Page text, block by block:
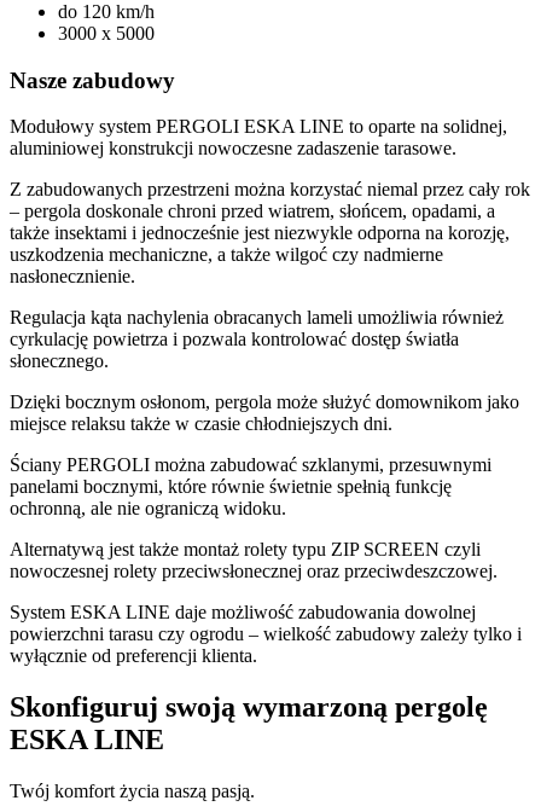
do 120 km/h
3000 x 5000
Nasze zabudowy
Modułowy system PERGOLI ESKA LINE to oparte na solidnej,
aluminiowej konstrukcji nowoczesne zadaszenie tarasowe.
Z zabudowanych przestrzeni można korzystać niemal przez cały rok
– pergola doskonale chroni przed wiatrem, słońcem, opadami, a
także insektami i jednocześnie jest niezwykle odporna na korozję,
uszkodzenia mechaniczne, a także wilgoć czy nadmierne
nasłonecznienie.
Regulacja kąta nachylenia obracanych lameli umożliwia również
cyrkulację powietrza i pozwala kontrolować dostęp światła
słonecznego.
Dzięki bocznym osłonom, pergola może służyć domownikom jako
miejsce relaksu także w czasie chłodniejszych dni.
Ściany PERGOLI można zabudować szklanymi, przesuwnymi
panelami bocznymi, które równie świetnie spełnią funkcję
ochronną, ale nie ograniczą widoku.
Alternatywą jest także montaż rolety typu ZIP SCREEN czyli
nowoczesnej rolety przeciwsłonecznej oraz przeciwdeszczowej.
System ESKA LINE daje możliwość zabudowania dowolnej
powierzchni tarasu czy ogrodu – wielkość zabudowy zależy tylko i
wyłącznie od preferencji klienta.
Skonfiguruj swoją wymarzoną pergolę
ESKA LINE
Twój komfort życia naszą pasją.